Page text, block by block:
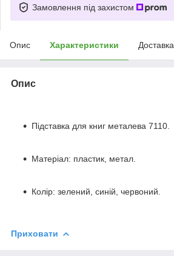
Замовлення під захистом
Опис Характеристики Доставка
Опис
Підставка для книг металева 7110.
Матеріал: пластик, метал.
Колір: зелений, синій, червоний.
Приховати